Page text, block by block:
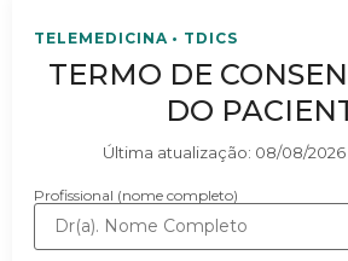
TELEMEDICINA • TDICS
TERMO DE
DO
Última atualização: 08/08/2026
Profissional (nome completo)